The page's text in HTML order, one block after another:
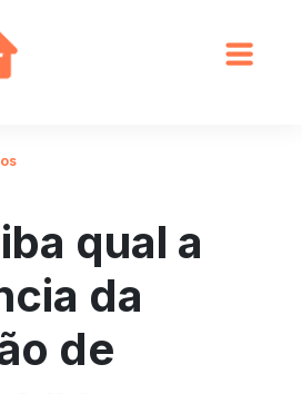
qual a
da
de